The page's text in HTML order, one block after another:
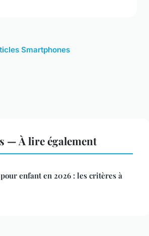
Smartphones
— À lire également
enfant en 2026 : les critères à